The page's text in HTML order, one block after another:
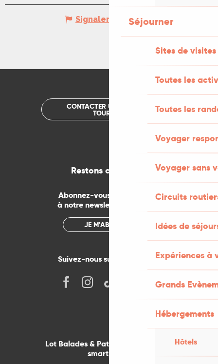
Séjourner
Sites de visites
Toutes les
Toutes les
Voyager
Voyager sans
Circuits
Idées de
Expériences à
Grands
Hébergements
Hôtels
Signaler une erreur
CONTACTER UN OFFICE DE
TOURISME
Restons connectés
Abonnez-vous gratuitement
à notre newsletter mensuelle
JE M'ABONNE
Suivez-nous sur les réseaux !
Lot Balades & Patrimoines sur votre
smartphone